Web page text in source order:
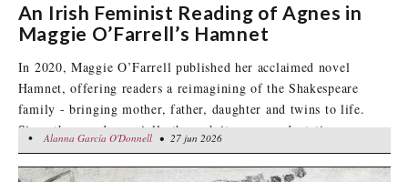
An Irish Feminist Reading of Agnes in
Maggie O’Farrell’s Hamnet
In 2020, Maggie O’Farrell published her acclaimed novel
Hamnet, offering readers a reimagining of the Shakespeare
family - bringing mother, father, daughter and twins to life.
Since then, and especially through its screen adaptation,
O’Farrell's reparative reinterpretation has further cemented
Agnes Hathaway’s memory in our minds.
Alanna García O'Donnell• 27 jun 2026
•Alanna García O'Donnell • 27 jun 2026